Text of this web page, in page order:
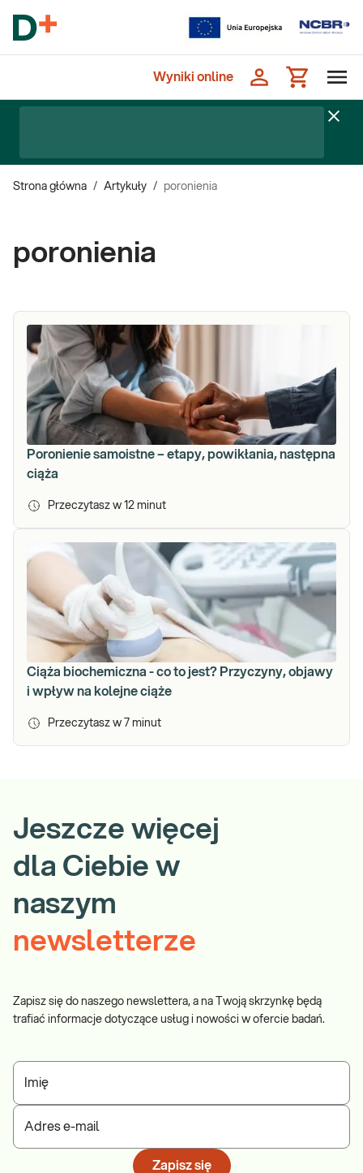
Wyniki online
Strona główna / Artykuły / poronienia
poronienia
Poronienie samoistne – etapy, powikłania, następna
ciąża
Przeczytasz w 12 minut
Ciąża biochemiczna - co to jest? Przyczyny, objawy
i wpływ na kolejne ciąże
Przeczytasz w 7 minut
Jeszcze więcej
dla Ciebie w
naszym
newsletterze
Zapisz się do naszego newslettera, a na Twoją skrzynkę będą
trafiać informacje dotyczące usług i nowości w ofercie badań.
Imię
Adres e-mail
Zapisz się